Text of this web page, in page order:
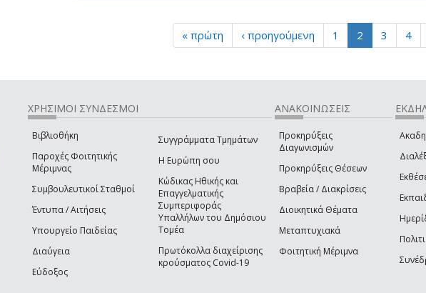
« πρώτη ‹ προηγούμενη 1 2 3 4
e-mail)
ΧΡΗΣΙΜΟΙ ΣΥΝΔΕΣΜΟΙ
Βιβλιοθήκη
Παροχές Φοιτητικής
Μέριμνας
Συμβουλευτικοί Σταθμοί
Έντυπα / Αιτήσεις
Υπουργείο Παιδείας
Διαύγεια
Εύδοξος
Συγγράμματα Τμημάτων
Η Ευρώπη σου
Κώδικας Ηθικής και
Επαγγελματικής
Συμπεριφοράς
Υπαλλήλων του Δημόσιου
Τομέα
Πρωτόκολλα διαχείρισης
κρούσματος Covid-19
ΑΝΑΚΟΙΝΩΣΕΙΣ
Προκηρύξεις
Διαγωνισμών
Προκηρύξεις Θέσεων
Βραβεία / Διακρίσεις
Διοικητικά Θέματα
Μεταπτυχιακά
Φοιτητική Μέριμνα